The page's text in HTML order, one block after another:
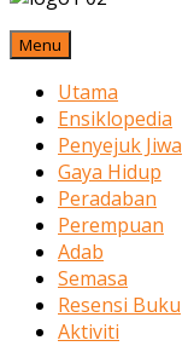
Menu
Utama
Ensiklopedia
Penyejuk Jiwa
Gaya Hidup
Peradaban
Perempuan
Adab
Semasa
Resensi Buku
Aktiviti